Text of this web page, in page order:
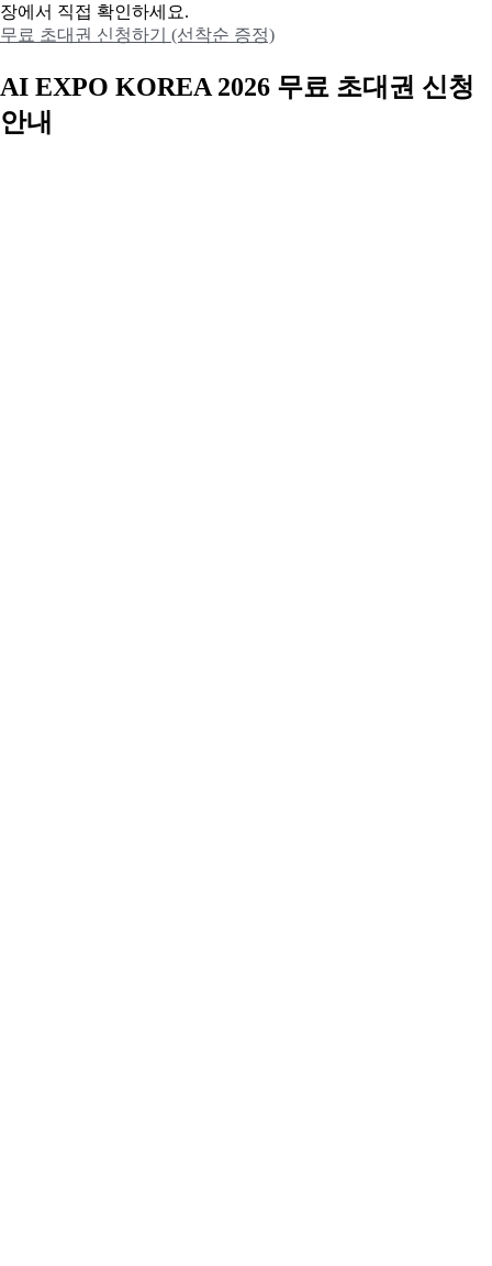
장에서 직접 확인하세요.
무료 초대권 신청하기 (선착순 증정)
AI EXPO KOREA 2026 무료 초대권 신청
안내